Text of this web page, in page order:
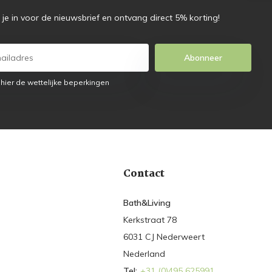
je in voor de nieuwsbrief en ontvang direct 5% korting!
Abonneer
de wettelijke beperkingen
Contact
Bath&Living
Kerkstraat 78
6031 CJ Nederweert
Nederland